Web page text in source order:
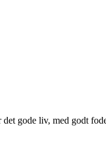
gode liv, med godt